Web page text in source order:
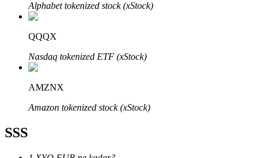
Bitrue Ortakları
Kullanıcı başına %65'e kadar komisyon!
Alphabet tokenized stock (xStock)
QQQX
Nasdaq tokenized ETF (xStock)
AMZNX
Amazon tokenized stock (xStock)
SSS